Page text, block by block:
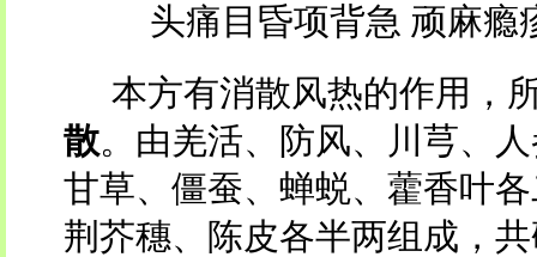
头痛目昏项背急 顽麻瘾
本方有消散风热的作用，
散。由羌活、防风、川芎、
甘草、僵蚕、蝉蜕、藿香叶
荆芥穗、陈皮各半两组成，